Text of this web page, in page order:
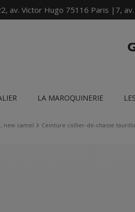
av. Victor Hugo 75116 Paris |7,
LA MAROQUINERIE
new camel Ceinture collier-de-chasse